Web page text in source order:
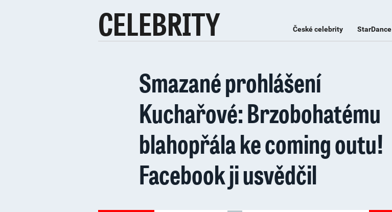
CELEBRITY České celebrity StarDance
Smazané prohlášení
Kuchařové: Brzobohatému
blahopřála ke coming outu!
Facebook ji usvědčil